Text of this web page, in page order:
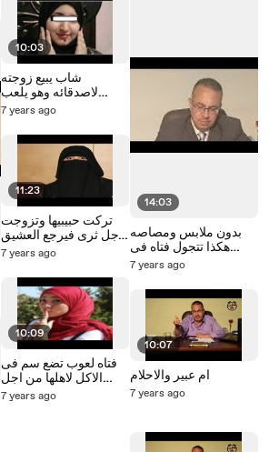
10:03
شاب يبيع زوجته
لاصدقائه وهو يلعب
القمار
7 years ago
11:23
تركت حبيبيها وتزوجت
رجل ثرى فيرجع العشيق
ليكشف للزوج علامات
يرها اثناء !!
7 years ago
10:09
فتاه لعوب تضع سم فى
الاكل لاهلها من اجل
متعــ ـ ـتها مع عشيقها
7 years ago
14:03
بدون ملابس ومصاصه
هكذا تتجول فتاه فى
7 years ago
10:07
ام عبير والاحلام
7 years ago